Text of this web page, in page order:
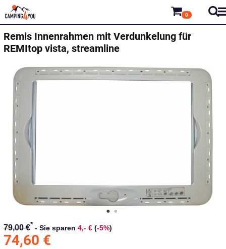
0
Remis Innenrahmen mit Verdunkelung für
REMItop vista, streamline
79,00 €* - Sie sparen 4,- € (-5%)
74,60 €